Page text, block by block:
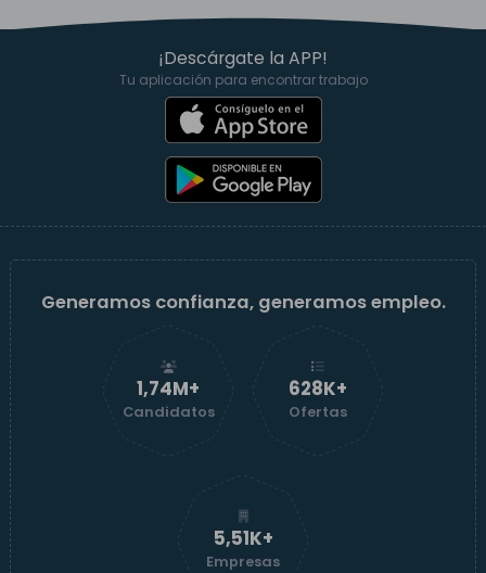
¡Descárgate la APP!
Tu aplicación para encontrar trabajo
Generamos confianza, generamos empleo.
1,74M+
Candidatos
629K+
Ofertas
5,52K+
Empresas